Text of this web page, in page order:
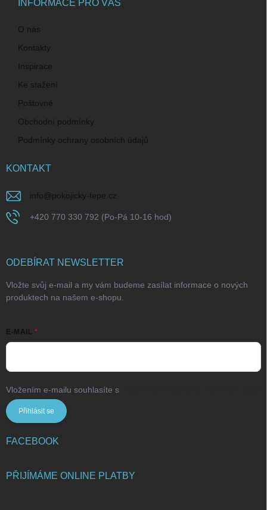
INFORMACE PRO VÁS
O nás
Kontakty
Inspirace
Ke stažení
Poštovné
Obchodní podmínky
Podmínky ochrany osobních údajů
KONTAKT
info@pokojicky-tepe.cz
+420 770 330 792 (Po-Pá 10-16 hod)
ODEBÍRAT NEWSLETTER
Vložte svůj e-mail a my vám budeme zasílat informace o nových
produktech na našem e-shopu.
E-MAIL
Vložením e-mailu souhlasíte s
Přihlásit se
FACEBOOK
PŘIJÍMÁME ONLINE PLATBY